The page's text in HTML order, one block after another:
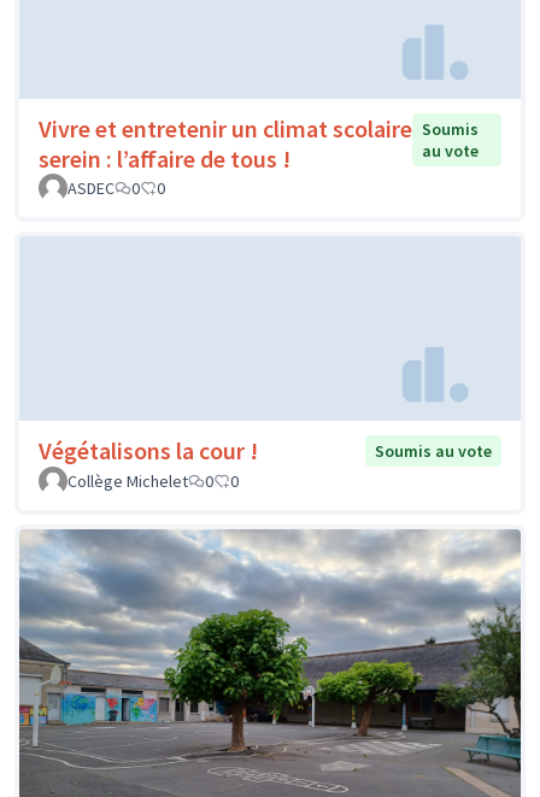
Vivre et entretenir un climat scolaire
serein : l’affaire de tous !
Soumis
au vote
ASDEC
0 0
Végétalisons la cour !
Soumis au vote
Collège Michelet
0 0